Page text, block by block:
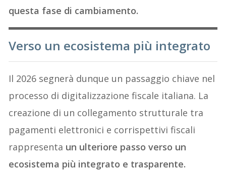
questa fase di cambiamento.
Verso un ecosistema più integrato
Il 2026 segnerà dunque un passaggio chiave nel
processo di digitalizzazione fiscale italiana. La
creazione di un collegamento strutturale tra
pagamenti elettronici e corrispettivi fiscali
rappresenta un ulteriore passo verso un
ecosistema più integrato e trasparente.